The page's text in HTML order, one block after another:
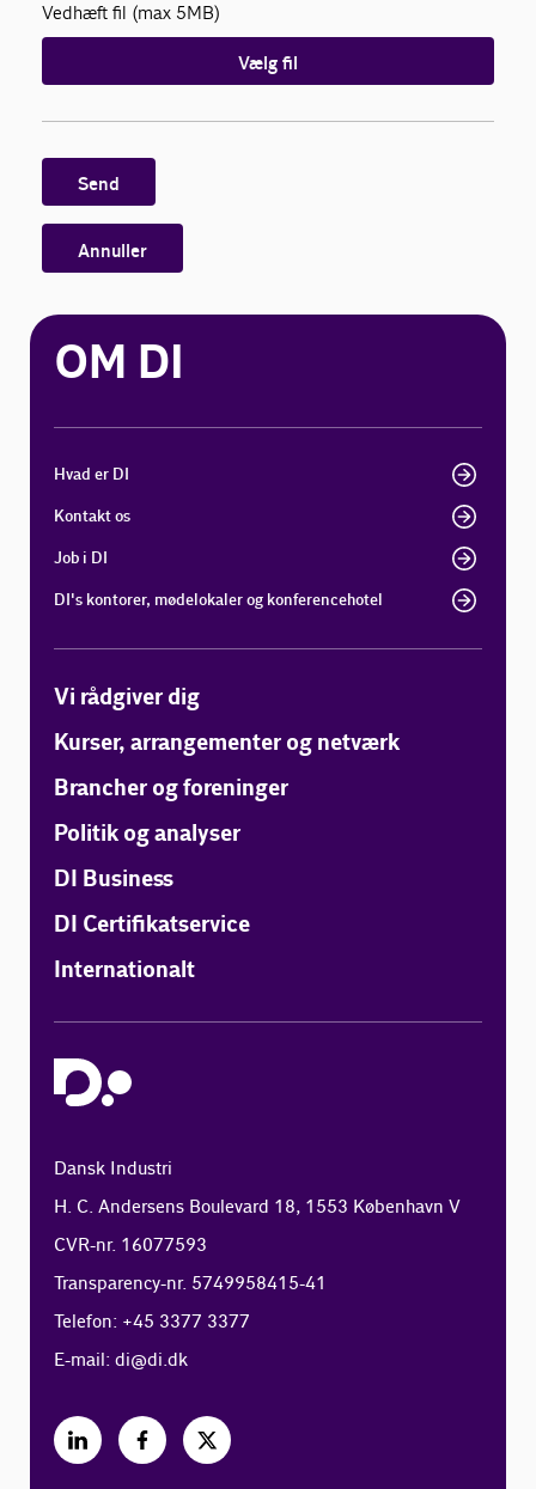
Vedhæft fil (max 5MB)
Vælg fil
Send
Annuller
OM DI
Hvad er DI
Kontakt os
Job i DI
DI's kontorer, mødelokaler og konferencehotel
Vi rådgiver dig
Kurser, arrangementer og netværk
Brancher og foreninger
Politik og analyser
DI Business
DI Certifikatservice
Internationalt
Dansk Industri
H. C. Andersens Boulevard 18, 1553 København V
CVR-nr. 16077593
Transparency-nr. 5749958415-41
Telefon: +45 3377 3377
E-mail:di@di.dk